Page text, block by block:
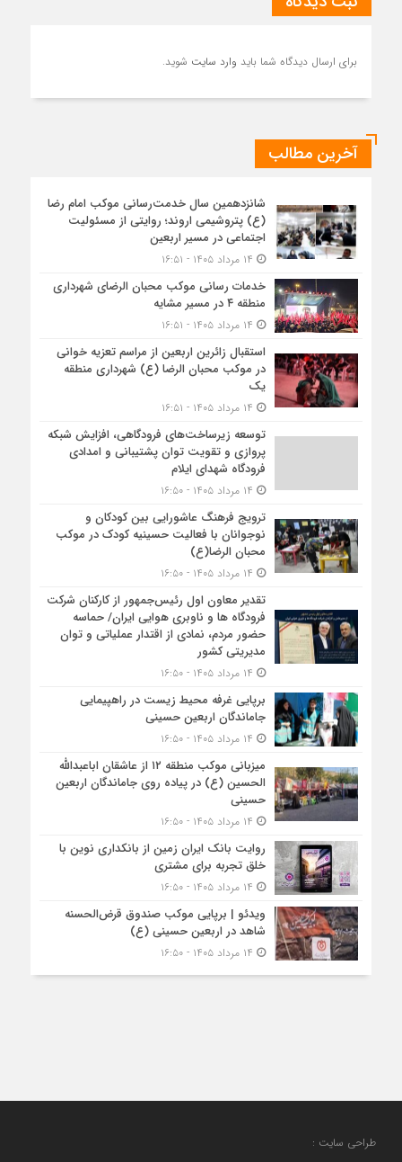
برای ارسال دیدگاه شما باید وارد سایت شوید.
آخرین مطالب
شانزدهمین سال خدمت‌رسانی موکب امام رضا
(ع) پتروشیمی اروند؛ روایتی از مسئولیت
اجتماعی در مسیر اربعین
خدمات رسانی موکب محبان الرضای شهرداری
منطقه ۴ در مسیر مشایه
استقبال زائرین اربعین از مراسم تعزیه خوانی
در موکب محبان الرضا (ع) شهرداری منطقه
یک
توسعه زیرساخت‌های فرودگاهی، افزایش شبکه
پروازی و تقویت توان پشتیبانی و امدادی
فرودگاه شهدای ایلام
ترویج فرهنگ عاشورایی بین کودکان و
نوجوانان با فعالیت حسینیه کودک در موکب
محبان الرضا(ع)
تقدیر معاون اول رئیس‌جمهور از کارکنان شرکت
فرودگاه ها و ناوبری هوایی ایران/ حماسه
حضور مردم، نمادی از اقتدار عملیاتی و توان
مدیریتی کشور
برپایی غرفه محیط زیست در راهپیمایی
جاماندگان اربعین حسینی
میزبانی موکب منطقه ۱۲ از عاشقان اباعبدالله
الحسین (ع) در پیاده روی جاماندگان اربعین
حسینی
روایت بانک ایران زمین از بانکداری نوین با
خلق تجربه برای مشتری
ویدئو | برپایی موکب صندوق قرض‌الحسنه
شاهد در اربعین حسینی (ع)
طراحی سایت :